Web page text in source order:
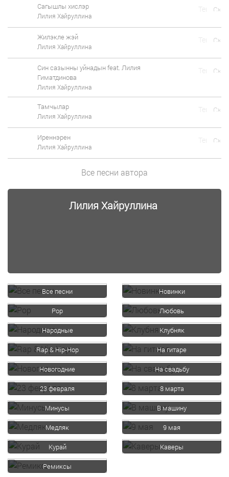
Сагышлы хислэр
Лилия Хайруллина
Жилэкле жэй
Лилия Хайруллина
Син сазынны уйнадын feat. Лилия
Гиматдинова
Лилия Хайруллина
Тамчылар
Лилия Хайруллина
Иреннэрен
Лилия Хайруллина
Все песни автора
Лилия Хайруллина
Все песни Новинки
Pop Любовь
Народные Клубняк
Rap & Hip-Hop На гитаре
Новогодние На свадьбу
23 февраля 8 марта
Минусы В машину
Медляк 9 мая
Курай Каверы
Ремиксы